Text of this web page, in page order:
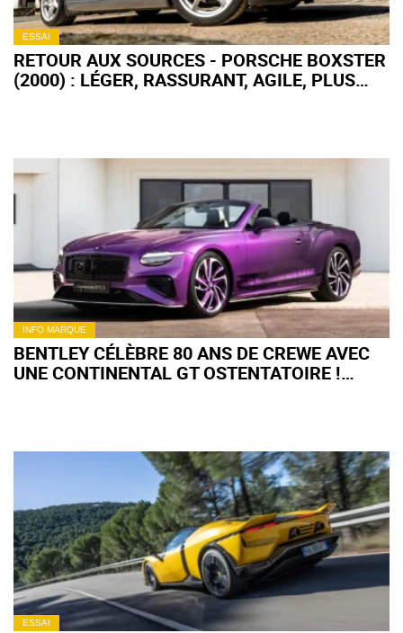
ESSAI
RETOUR AUX SOURCES - PORSCHE BOXSTER
(2000) : LÉGER, RASSURANT, AGILE, PLUS
INFO MARQUE
BENTLEY CÉLÈBRE 80 ANS DE CREWE AVEC
UNE CONTINENTAL GT OSTENTATOIRE !
ESSAI